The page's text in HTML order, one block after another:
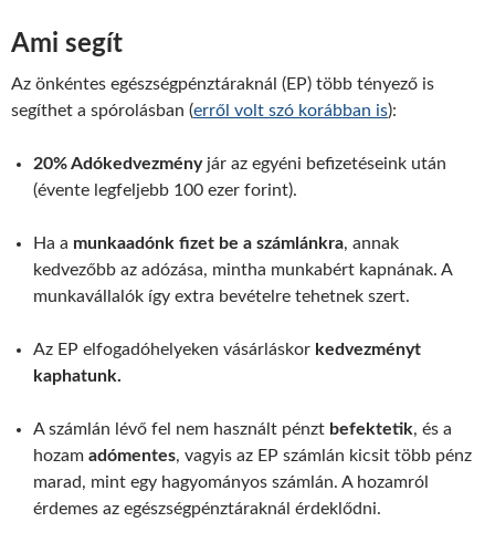
Ami segít
Az önkéntes egészségpénztáraknál (EP) több tényező is
segíthet a spórolásban (erről volt szó korábban is):
20% Adókedvezményjár az egyéni befizetéseink után
(évente legfeljebb 100 ezer forint).
Ha a munkaadónk fizet be a számlánkra, annak
kedvezőbb az adózása, mintha munkabért kapnának. A
munkavállalók így extra bevételre tehetnek szert.
Az EP elfogadóhelyeken vásárláskor kedvezményt
kaphatunk.
A számlán lévő fel nem használt pénzt befektetik, és a
hozam adómentes, vagyis az EP számlán kicsit több pénz
marad, mint egy hagyományos számlán. A hozamról
érdemes az egészségpénztáraknál érdeklődni.